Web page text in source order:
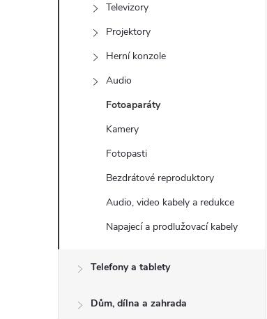
Televizory
Projektory
Herní konzole
Audio
Fotoaparáty
Kamery
Fotopasti
Bezdrátové reproduktory
Audio, video kabely a redukce
Napajecí a prodlužovací kabely
Telefony a tablety
Dům, dílna a zahrada